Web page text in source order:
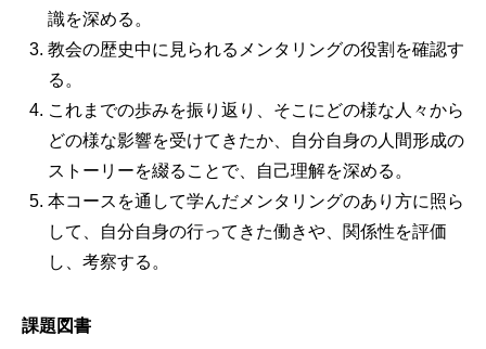
識を深める。
教会の歴史中に見られるメンタリングの役割を確認す
る。
これまでの歩みを振り返り、そこにどの様な人々から
どの様な影響を受けてきたか、自分自身の人間形成の
ストーリーを綴ることで、自己理解を深める。
本コースを通して学んだメンタリングのあり方に照ら
して、自分自身の行ってきた働きや、関係性を評価
し、考察する。
課題図書